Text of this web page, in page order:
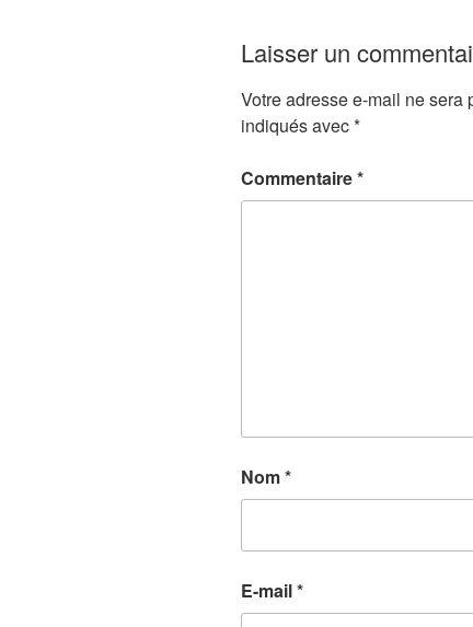
Laisser un
Votre adresse e-mail ne sera
indiqués avec*
Commentaire*
Nom*
E-mail*